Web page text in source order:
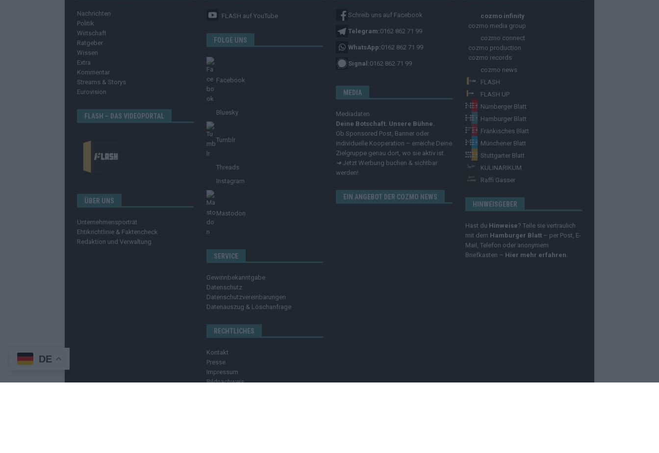
Nachrichten
Politik
Wirtschaft
Ratgeber
Wissen
Extra
Kommentar
Streams & Storys
Eurovision
FLASH – DAS VIDEOPORTAL
ÜBER UNS
Unternehmensporträt
Ehtikrichtlinie & Faktencheck
Redaktion und Verwaltung
FLASH auf YouTube
FOLGE UNS
Facebook
Bluesky
Tumblr
Threads
Instagram
Mastodon
SERVICE
Gewinnbekanntgabe
Datenschutz
Datenschutzvereinbarungen
Datenauszug & Löschanfrage
RECHTLICHES
Kontakt
Presse
Impressum
Bildnachweis
Schreib uns auf Facebook
Telegram:0162 862 71 99
WhatsApp:0162 862 71 99
Signal:0162 862 71 99
MEDIA
Mediadaten
Deine Botschaft. Unsere Bühne.
Ob Sponsored Post, Banner oder
individuelle Kooperation – erreiche Deine
Zielgruppe genau dort, wo sie aktiv ist.
➔ Jetzt Werbung buchen & sichtbar
werden!
EIN ANGEBOT DER COZMO NEWS
cozmo infinity
cozmo media group
cozmo connect
cozmo production
cozmo records
cozmo news
FLASH
FLASH UP
Nürnberger Blatt
Hamburger Blatt
Fränkisches Blatt
Münchener Blatt
Stuttgarter Blatt
KULINARIKUM.
Raffi Gasser
HINWEISGEBER
Hast du Hinweise? Teile sie vertraulich
mit dem Hamburger Blatt – per Post, E-
Mail, Telefon oder anonymem
Briefkasten – Hier mehr erfahren.
DE